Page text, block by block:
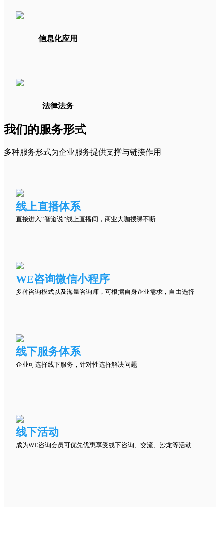
信息化应用
法律法务
我们的服务形式
多种服务形式为企业服务提供支撑与链接作用
线上直播体系
直接进入“智道说”线上直播间，商业大咖授课不断
WE咨询微信小程序
多种咨询模式以及海量咨询师，可根据自身企业需求，自由选择
线下服务体系
企业可选择线下服务，针对性选择解决问题
线下活动
成为WE咨询会员可优先优惠享受线下咨询、交流、沙龙等活动